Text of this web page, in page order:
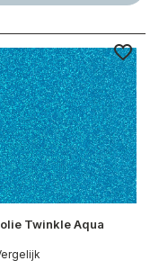
Twinkle Aqua